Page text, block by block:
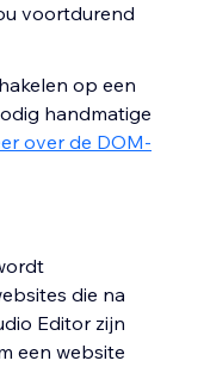
voortdurend
op een
handmatige
over de DOM-
die na
Editor zijn
een website